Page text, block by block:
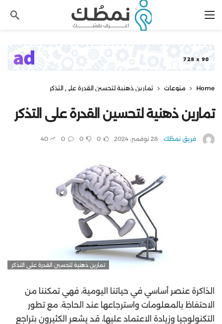
Home منوعات تمارين ذهنية لتحسين القدرة على التذكر
تمارين ذهنية لتحسين القدرة على التذكر
فريق نمطُك 28 نوفمبر، 2024 0
0
0
40
تمارين ذهنية لتحسين القدرة على التذكر
الذاكرة عنصر أساسي في حياتنا اليومية، فهي تمكننا من
الاحتفاظ بالمعلومات واسترجاعها عند الحاجة. مع تطور
التكنولوجيا وزيادة الاعتماد عليها، قد يشعر الكثيرون بتراجع